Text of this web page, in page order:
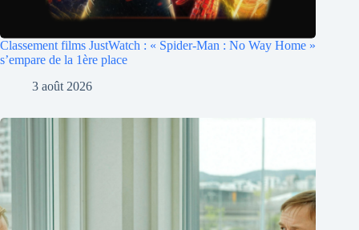
Classement films JustWatch : « Spider-Man : No Way Home »
s’empare de la 1ère place
3 août 2026